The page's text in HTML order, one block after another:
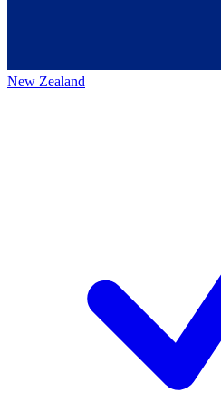
New Zealand